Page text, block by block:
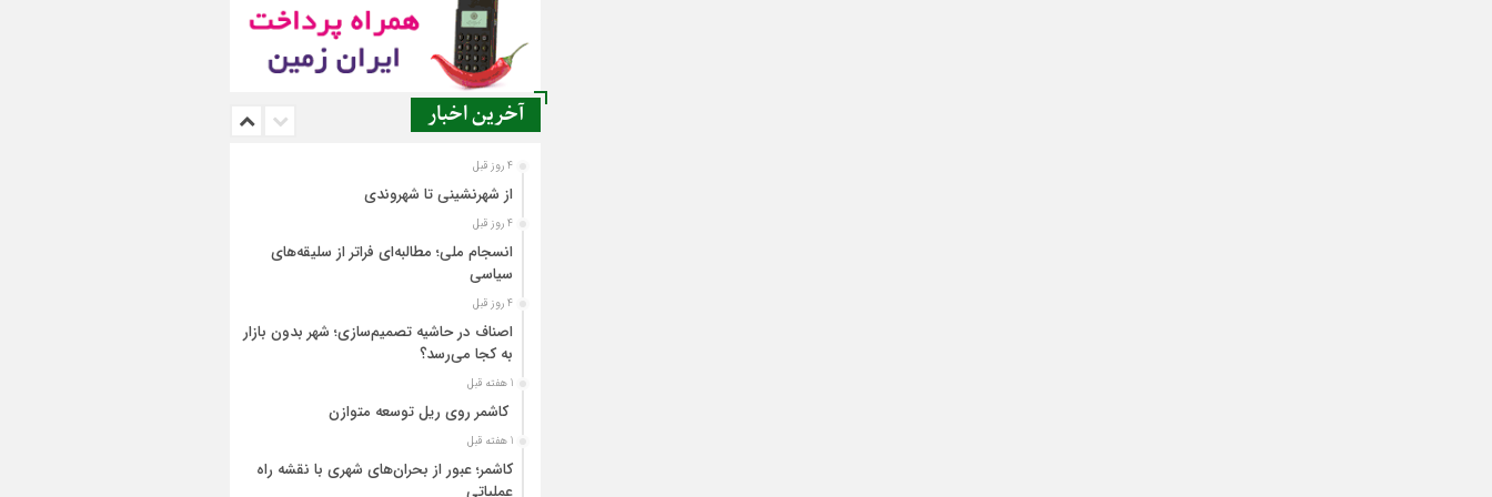
آخرین اخبار
4 روز قبل
از شهرنشینی تا شهروندی
4 روز قبل
انسجام ملی؛ مطالبه‌ای فراتر از سلیقه‌های
سیاسی
4 روز قبل
اصناف در حاشیه تصمیم‌سازی؛ شهر بدون بازار
به کجا می‌رسد؟
1 هفته قبل
کاشمر روی ریل توسعه متوازن
1 هفته قبل
کاشمر؛ عبور از بحران‌های شهری با نقشه راه
عملیاتی